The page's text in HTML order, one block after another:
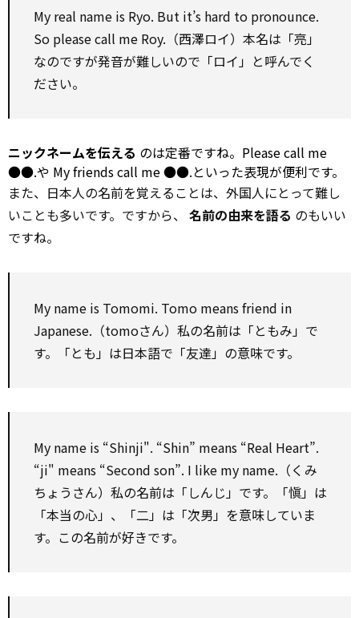
My real name is Ryo. But it’s hard to pronounce.
So pleasecall me Roy.（西澤ロイ）本名は「亮」
なのですが発音が難しいので「ロイ」と呼んでく
ださい。
ニックネームを伝える のは定番ですね。Pleasecall me
●●.や My friendscall me ●●.といった表現が便利です。
また、日本人の名前を覚えることは、外国人にとって難し
いことも多いです。ですから、 名前の由来を語る のもいい
ですね。
My name is Tomomi. Tomo means friend in
Japanese.（tomoさん）私の名前は「ともみ」で
す。「とも」は日本語で「友達」の意味です。
My name is “Shinji". “Shin” means “Real Heart”.
“ji" means “Second son”. I like my name.（くみ
ちょうさん）私の名前は「しんじ」です。「愼」は
「本当の心」、「二」は「次男」を意味していま
す。この名前が好きです。